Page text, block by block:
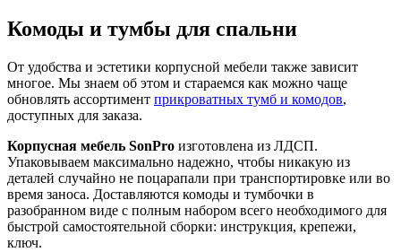
Комоды и тумбы для спальни
От удобства и эстетики корпусной мебели также зависит
многое. Мы знаем об этом и стараемся как можно чаще
обновлять ассортимент прикроватных тумб и комодов,
доступных для заказа.
Корпусная мебель SonPro изготовлена из ЛДСП.
Упаковываем максимально надежно, чтобы никакую из
деталей случайно не поцарапали при транспортировке или во
время заноса. Доставляются комоды и тумбочки в
разобранном виде с полным набором всего необходимого для
быстрой самостоятельной сборки: инструкция, крепежи,
ключ.